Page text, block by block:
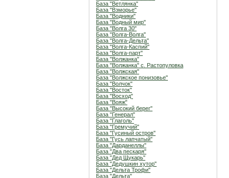
База "Ветлянка"
База "Взморье"
База "Водники"
База "Водный мир"
База "Волга 30"
База "Волга-Волга"
База "Волга-Дельта"
База "Волга-Каспий"
База "Волга-парт"
База "Волжанка"
База "Волжанка" с. Растопуловка
База "Волжская"
База "Волжское понизовье"
База "Волчок"
База "Восток"
База "Восход"
База "Вояж"
База "Высокий берег"
База "Генерал"
База "Глаголь"
База "Гремучий"
База "Гусиный остров"
База "Гусь лапчатый"
База "Дарданеллы"
База "Два пескаря"
База "Дед Щукарь"
База "Дедушкин хутор"
База "Дельта Трофи"
База "Дельта"